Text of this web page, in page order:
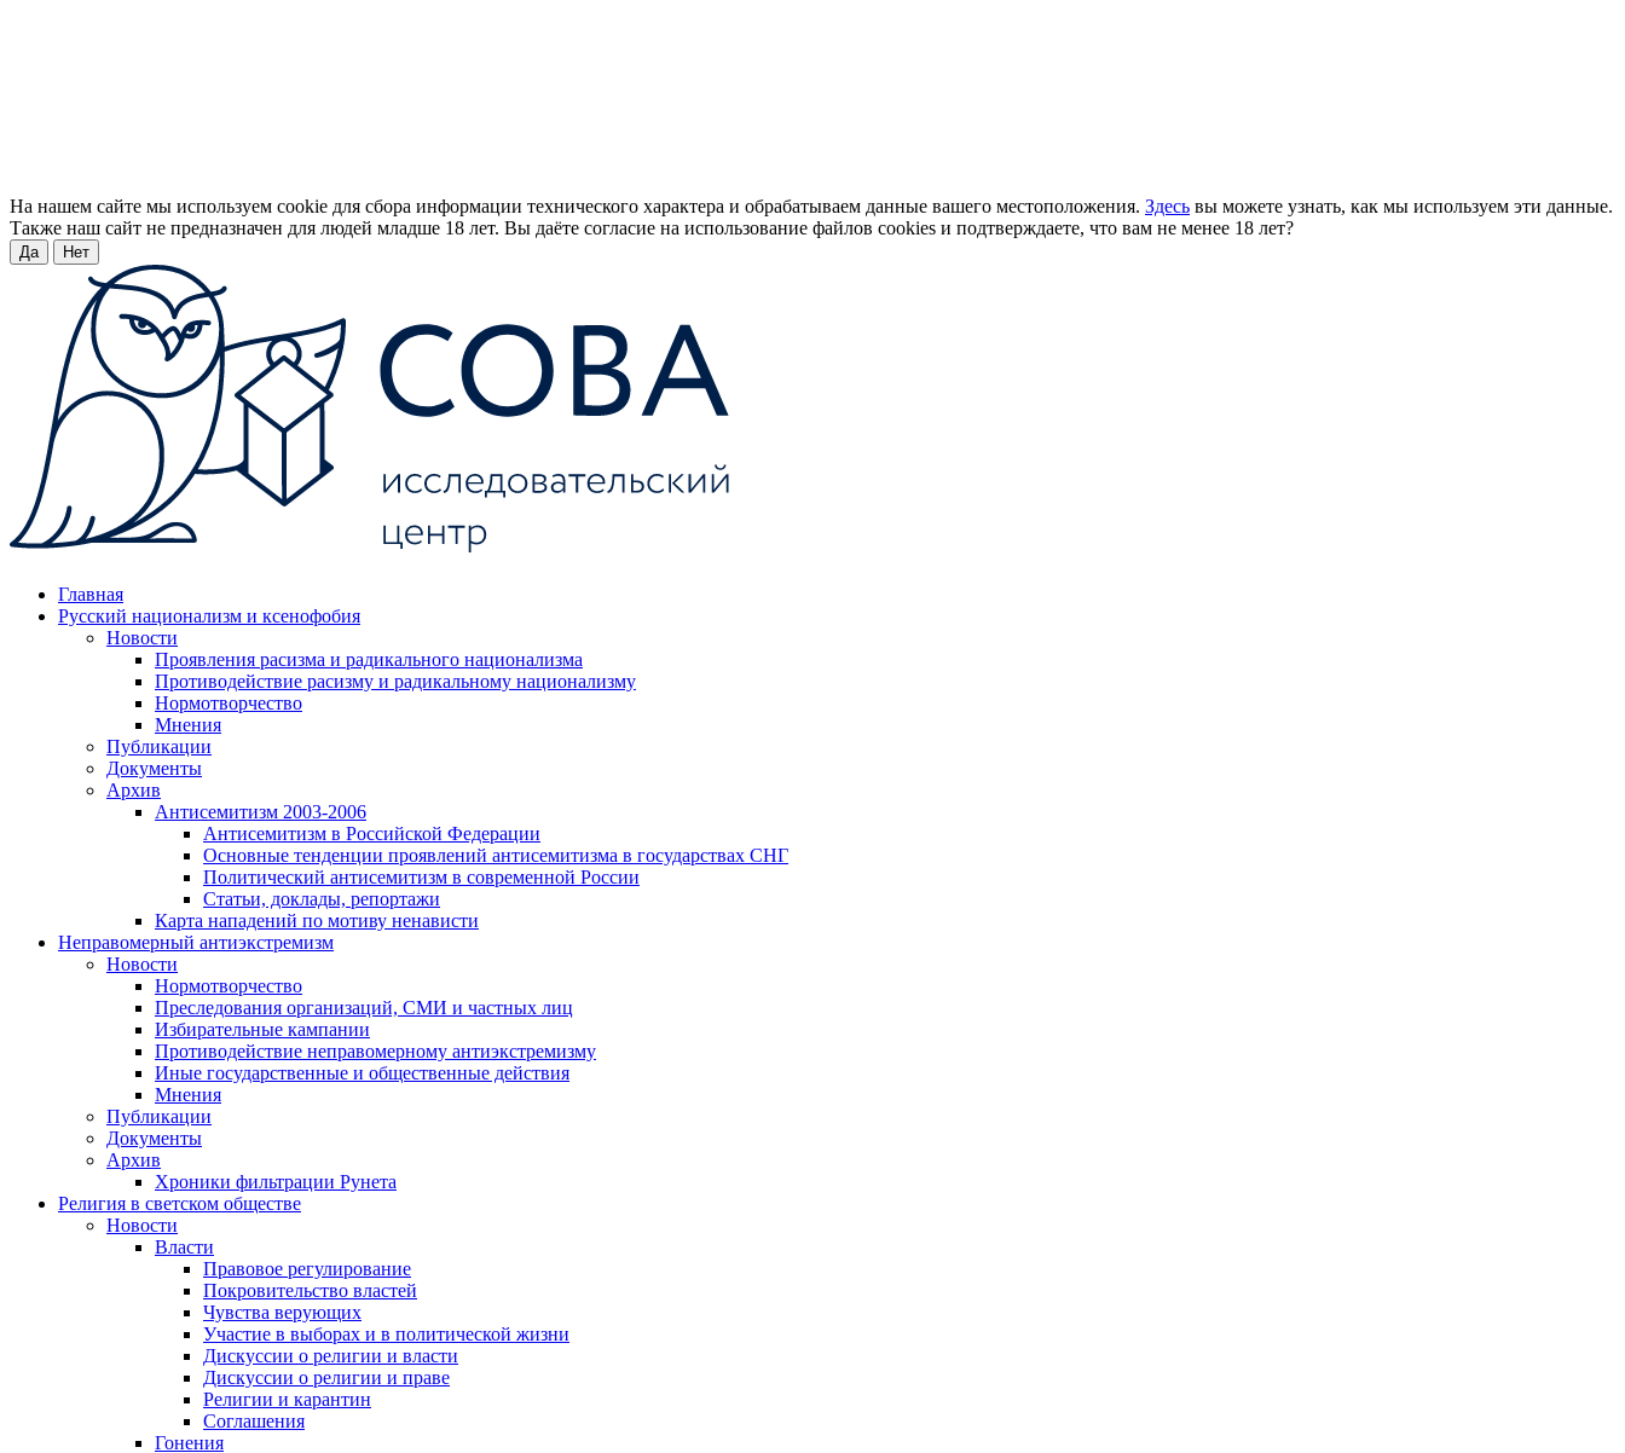
На нашем сайте мы используем cookie для сбора информации технического характера и обрабатываем данные вашего местоположения. Здесь вы можете узнать, как мы используем эти данные.
Также наш сайт не предназначен для людей младше 18 лет. Вы даёте согласие на использование файлов cookies и подтверждаете, что вам не менее 18 лет?
Да Нет
Главная
Русский национализм и ксенофобия
Новости
Проявления расизма и радикального национализма
Противодействие расизму и радикальному национализму
Нормотворчество
Мнения
Публикации
Документы
Архив
Антисемитизм 2003-2006
Антисемитизм в Российской Федерации
Основные тенденции проявлений антисемитизма в государствах СНГ
Политический антисемитизм в современной России
Статьи, доклады, репортажи
Карта нападений по мотиву ненависти
Неправомерный антиэкстремизм
Новости
Нормотворчество
Преследования организаций, СМИ и частных лиц
Избирательные кампании
Противодействие неправомерному антиэкстремизму
Иные государственные и общественные действия
Мнения
Публикации
Документы
Архив
Хроники фильтрации Рунета
Религия в светском обществе
Новости
Власти
Правовое регулирование
Покровительство властей
Чувства верующих
Участие в выборах и в политической жизни
Дискуссии о религии и власти
Дискуссии о религии и праве
Религии и карантин
Соглашения
Гонения